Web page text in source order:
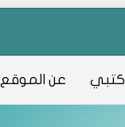
كتبي عن الموقع